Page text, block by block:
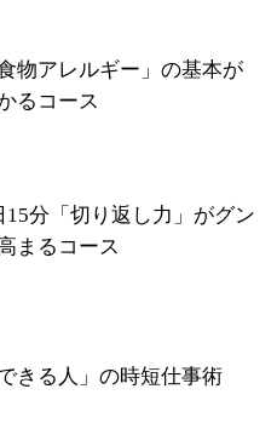
食物アレルギー」の基本が
るコース
15分「切り返し力」がグン
まるコース
できる人」の時短仕事術